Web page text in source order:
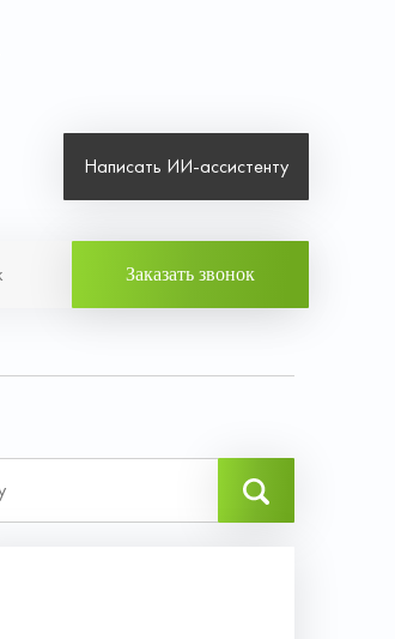
Написать ИИ-ассистенту
Заказать звонок